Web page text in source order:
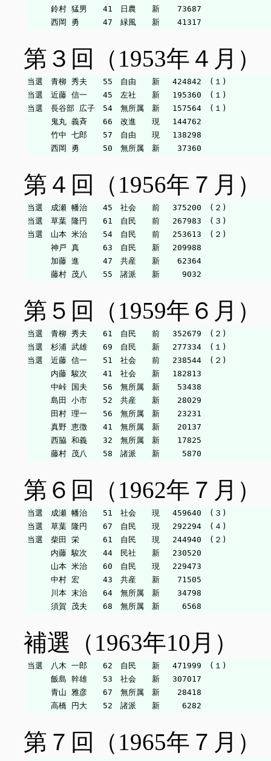
鈴村 猛男　　41　日農　　新　  73687
第３回（1953年４月）
当選　青柳 秀夫　　55　自由　　新　 424842　(１)
当選　近藤 信一　　45　左社　　新　 195360　(１)
当選　長谷部 広子　54　無所属　新　 157564　(１)
鬼丸 義斉　　66　改進　　現　 144762
竹中 七郎　　57　自由　　現　 138298
第４回（1956年７月）
当選　成瀬 幡治　　45　社会　　前　 375200　(２)
当選　草葉 隆円　　61　自民　　前　 267983　(３)
当選　山本 米治　　54　自民　　前　 253613　(２)
神戸 真　　　63　自民　　新　 209988
加藤 進　　　47　共産　　新　  62364
第５回（1959年６月）
当選　青柳 秀夫　　61　自民　　前　 352679　(２)
当選　杉浦 武雄　　69　自民　　新　 277334　(１)
当選　近藤 信一　　51　社会　　前　 238544　(２)
内藤 駿次　　41　社会　　新　 182813
中峠 国夫　　56　無所属　新　  53438
島田 小市　　52　共産　　新　  28029
田村 理一　　56　無所属　新　  23231
真野 恵徴　　41　無所属　新　  20137
西脇 和義　　32　無所属　新　  17825
第６回（1962年７月）
当選　成瀬 幡治　　51　社会　　現　 459640　(３)
当選　草葉 隆円　　67　自民　　現　 292294　(４)
当選　柴田 栄　　　61　自民　　現　 244940　(２)
内藤 駿次　　44　民社　　新　 230520
山本 米治　　60　自民　　現　 229473
中村 宏　　　43　共産　　新　  71505
川本 末治　　64　無所属　新　  34798
補選（1963年10月）
当選　八木 一郎　　62　自民　　新　 471999　(１)
飯島 幹雄　　53　社会　　新　 307017
青山 雅彦　　67　無所属　新　  28418
第７回（1965年７月）